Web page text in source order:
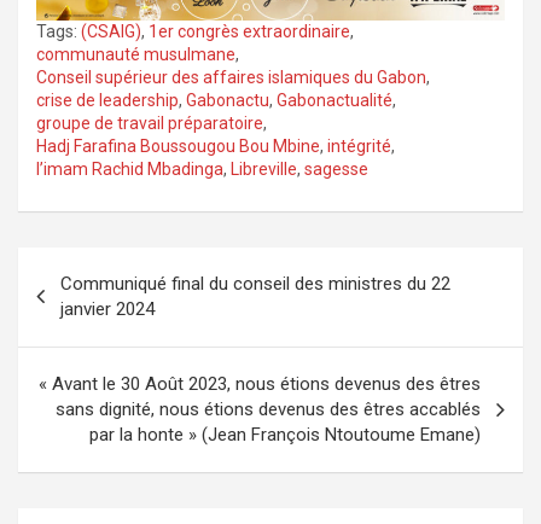
Tags: (CSAIG), 1er congrès extraordinaire,
communauté musulmane,
Conseil supérieur des affaires islamiques du Gabon,
crise de leadership, Gabonactu, Gabonactualité,
groupe de travail préparatoire,
Hadj Farafina Boussougou Bou Mbine, intégrité,
l’imam Rachid Mbadinga, Libreville, sagesse
de
l’article
Communiqué final du conseil des ministres du 22
janvier 2024
« Avant le 30 Août 2023, nous étions devenus des êtres
sans dignité, nous étions devenus des êtres accablés
par la honte » (Jean François Ntoutoume Emane)